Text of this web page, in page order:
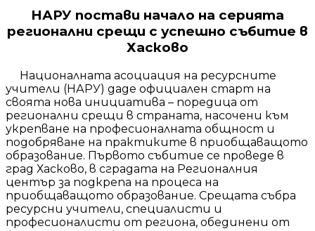
НАРУ постави начало на серията
регионални срещи с успешно събитие в
Хасково
Националната асоциация на ресурсните
учители (НАРУ) даде официален старт на
своята нова инициатива – поредица от
регионални срещи в страната, насочени към
укрепване на професионалната общност и
подобряване на практиките в приобщаващото
образование. Първото събитие се проведе в
град Хасково, в сградата на Регионалния
център за подкрепа на процеса на
приобщаващото образование. Срещата събра
ресурсни учители, специалисти и
професионалисти от региона, обединени от